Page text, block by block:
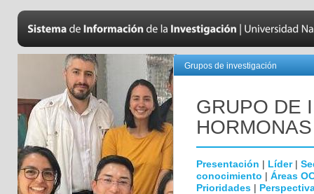
Grupos de investigación
GRUPO DE
HORMONAS
Presentación | Líder|
conocimiento | Áreas
Prioridades |